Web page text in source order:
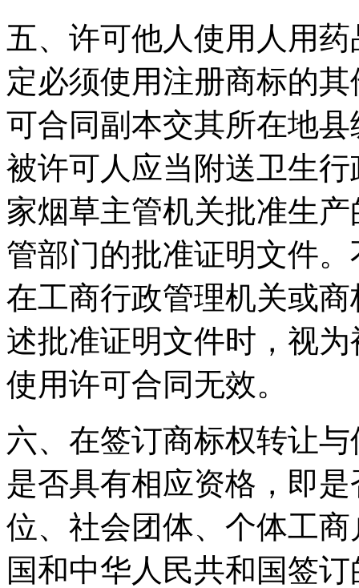
五、许可他人使用人用
定必须使用注册商标的
可合同副本交其所在地
被许可人应当附送卫生
家烟草主管机关批准生
管部门的批准证明文件
在工商行政管理机关或
述批准证明文件时，视
使用许可合同无效。
六、在签订商标权转让
是否具有相应资格，即
位、社会团体、个体工
国和中华人民共和国签